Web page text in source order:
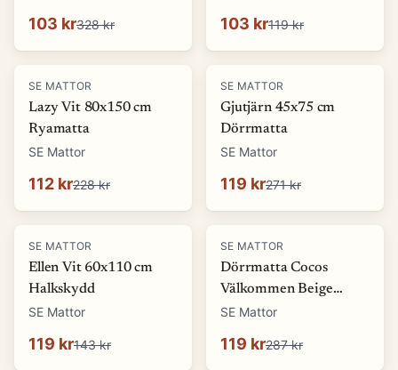
103 kr328 kr 103 kr119 kr
-51 %
SE MATTOR
Lazy Vit 80x150 cm
Ryamatta
SE Mattor
112 kr228 kr
-56%
SE MATTOR
Gjutjärn 45x75 cm
Dörrmatta
SE Mattor
119 kr271 kr
-17 %
SE MATTOR
Ellen Vit 60x110 cm
Halkskydd
SE Mattor
119 kr143 kr
-58%
SE MATTOR
Dörrmatta Cocos
Välkommen Beige
45x75 cm
SE Mattor
119 kr287 kr